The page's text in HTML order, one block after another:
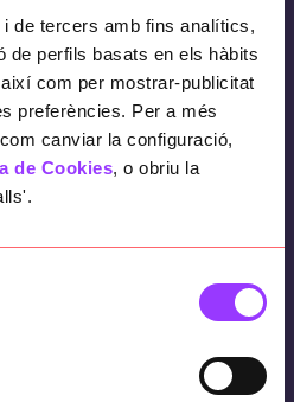
de tercers amb fins analítics,
de perfils basats en els hàbits
com per mostrar-publicitat
preferències. Per a més
canviar la configuració,
de Cookies, o obriu la
publicar un reportatge
FT1000 Europe’s Fastest
, en el qual feia
empreses europees
ràpid entre els anys
empreses de 31
gran. En aquest